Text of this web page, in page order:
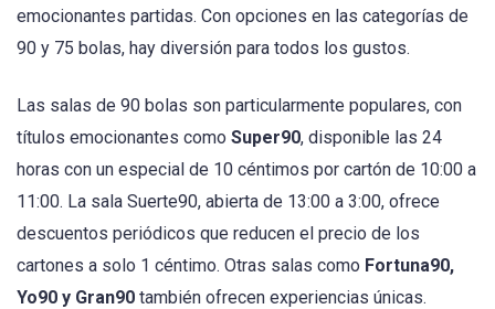
emocionantes partidas. Con opciones en las categorías de
90 y 75 bolas, hay diversión para todos los gustos.
Las salas de 90 bolas son particularmente populares, con
títulos emocionantes como Super90, disponible las 24
horas con un especial de 10 céntimos por cartón de 10:00 a
11:00. La sala Suerte90, abierta de 13:00 a 3:00, ofrece
descuentos periódicos que reducen el precio de los
cartones a solo 1 céntimo. Otras salas como Fortuna90,
Yo90 y Gran90 también ofrecen experiencias únicas.